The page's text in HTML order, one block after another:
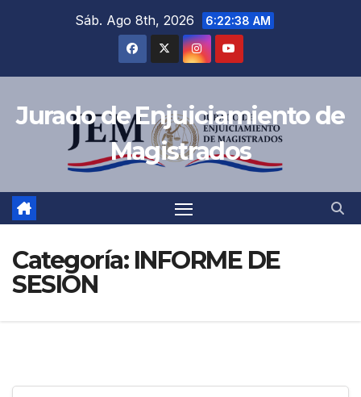
Sáb. Ago 8th, 2026 6:22:39 AM
Jurado de Enjuiciamiento de
Magistrados
Categoría: INFORME DE
SESION